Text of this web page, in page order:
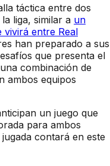
táctica entre dos
liga, similar a un
vivirá entre Real
han preparado a sus
que presenta el
combinación de
ambos equipos
un juego que
para ambos
contará en este